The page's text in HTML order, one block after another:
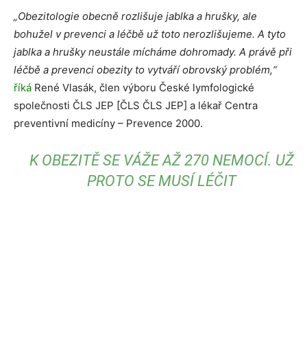
„Obezitologie obecně rozlišuje jablka a hrušky, ale
bohužel v prevenci a léčbě už toto nerozlišujeme. A tyto
jablka a hrušky neustále mícháme dohromady. A právě při
léčbě a prevenci obezity to vytváří obrovský problém,“
říká René Vlasák, člen výboru České lymfologické
společnosti ČLS JEP [ČLS ČLS JEP] a lékař Centra
preventivní medicíny – Prevence 2000.
K OBEZITĚ SE VÁŽE AŽ 270 NEMOCÍ. UŽ
PROTO SE MUSÍ LÉČIT